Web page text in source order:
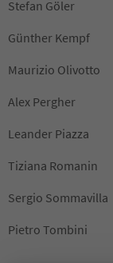
Stefan Göler
Günther Kempf
Maurizio Olivotto
Alex Pergher
Leander Piazza
Tiziana Romanin
Sergio Sommavilla
Pietro Tombini